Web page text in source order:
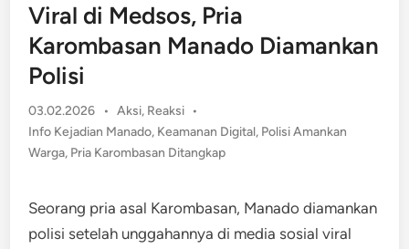
Viral di Medsos, Pria
Karombasan Manado Diamankan
Polisi
03.02.2026 • Posted
in
Aksi, Reaksi •
Info Kejadian Manado, Keamanan Digital, Polisi Amankan
Warga, Pria Karombasan Ditangkap
Seorang pria asal Karombasan, Manado diamankan
polisi setelah unggahannya di media sosial viral